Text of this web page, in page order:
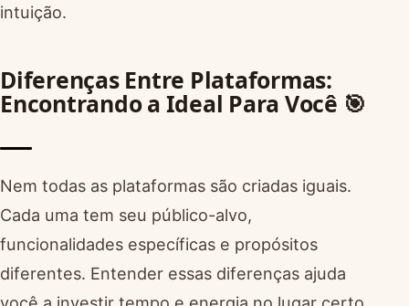
intuição.
Diferenças Entre Plataformas:
Encontrando a Ideal Para Você 🎯
Nem todas as plataformas são criadas iguais.
Cada uma tem seu público-alvo,
funcionalidades específicas e propósitos
diferentes. Entender essas diferenças ajuda